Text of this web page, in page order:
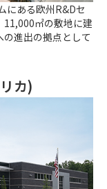
にある欧州R&Dセ
11,000㎡の敷地に建
進出の拠点として
カ)